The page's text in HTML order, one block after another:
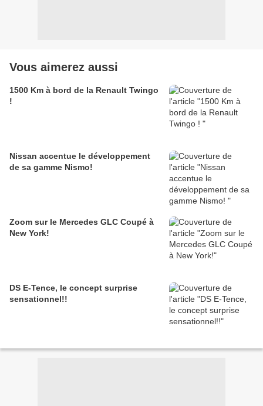
Vous aimerez aussi
1500 Km à bord de la Renault Twingo
!
Nissan accentue le développement
de sa gamme Nismo!
Zoom sur le Mercedes GLC Coupé à
New York!
DS E-Tence, le concept surprise
sensationnel!!